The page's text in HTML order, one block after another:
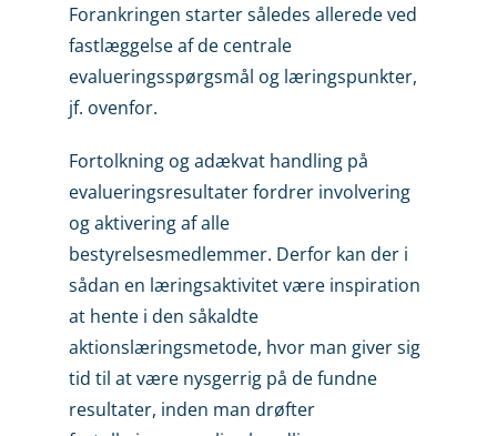
Forankringen starter således allerede ved
fastlæggelse af de centrale
evalueringsspørgsmål og læringspunkter,
jf. ovenfor.
Fortolkning og adækvat handling på
evalueringsresultater fordrer involvering
og aktivering af alle
bestyrelsesmedlemmer. Derfor kan der i
sådan en læringsaktivitet være inspiration
at hente i den såkaldte
aktionslæringsmetode, hvor man giver sig
tid til at være nysgerrig på de fundne
resultater, inden man drøfter